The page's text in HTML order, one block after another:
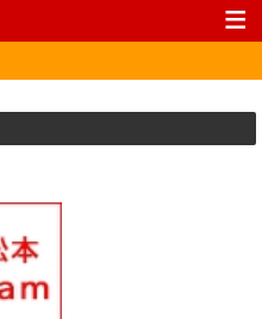
Live
Goods
Link